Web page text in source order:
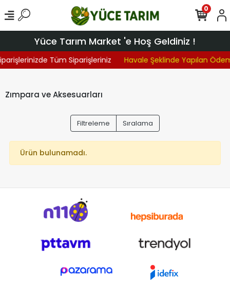
Yüce Tarım Market 'e Hoş Geldiniz !
Tüm Siparişleriniz Havale Şeklinde Yapılan
0
Zımpara ve Aksesuarları
Filtreleme Sıralama
Ürün bulunamadı.